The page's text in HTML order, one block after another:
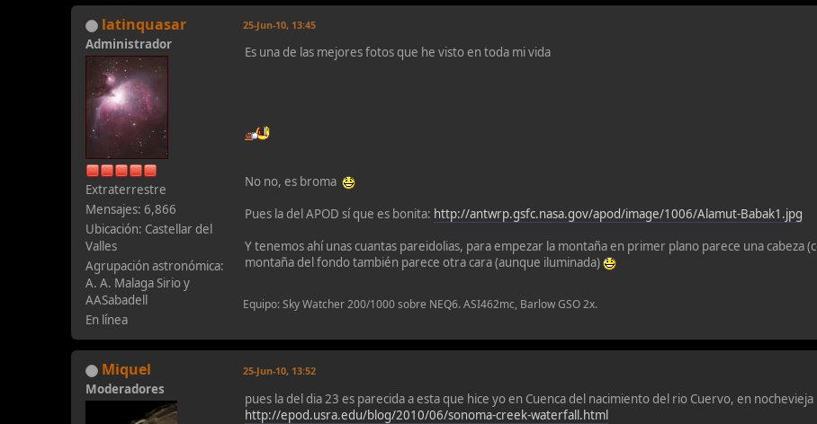
latinquasar
Administrador
Extraterrestre
Mensajes: 6,866
Ubicación: Castellar del
Valles
Agrupación astronómica:
A. A. Malaga Sirio y
AASabadell
En línea
25-Jun-10, 13:45
Es una de las mejores fotos que he visto en toda mi vida
No no, es broma
Pues la del APOD sí que es bonita: http://antwrp.gsfc.nasa.gov/apod/image/1006/Alamut-Babak1.jpg
Y tenemos ahí unas cuantas pareidolias, para empezar la montaña en primer plano parece una cabeza
montaña del fondo también parece otra cara (aunque iluminada)
Equipo: Sky Watcher 200/1000 sobre NEQ6. ASI462mc, Barlow GSO 2x.
Miquel
Moderadores
25-Jun-10, 13:52
pues la del dia 23 es parecida a esta que hice yo en Cuenca del nacimiento del rio Cuervo, en nochevieja
http://epod.usra.edu/blog/2010/06/sonoma-creek-waterfall.html